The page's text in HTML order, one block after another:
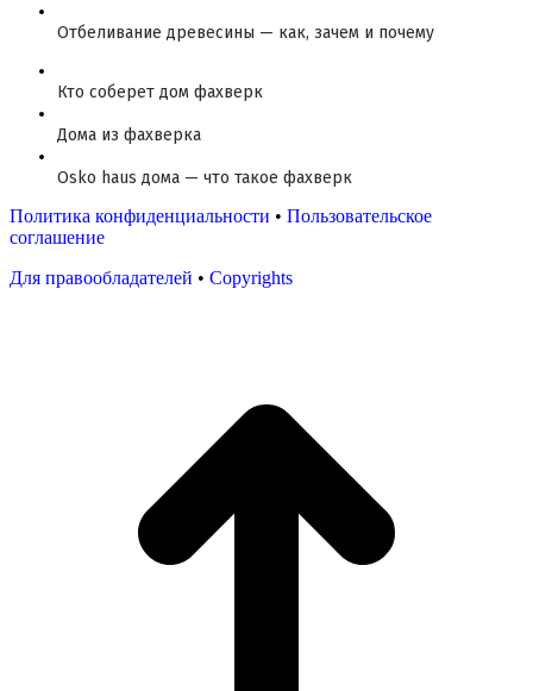
Отбеливание древесины — как, зачем и почему
Кто соберет дом фахверк
Дома из фахверка
Osko haus дома — что такое фахверк
Политика конфиденциальности • Пользовательское
соглашение
Для правообладателей • Copyrights